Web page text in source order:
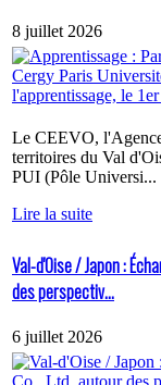
8 juillet 2026
Le CEEVO,
territoires du Val
PUI (Pôle Universi...
Lire la suite
Val-d'Oise / Japon :
des perspectiv...
6 juillet 2026